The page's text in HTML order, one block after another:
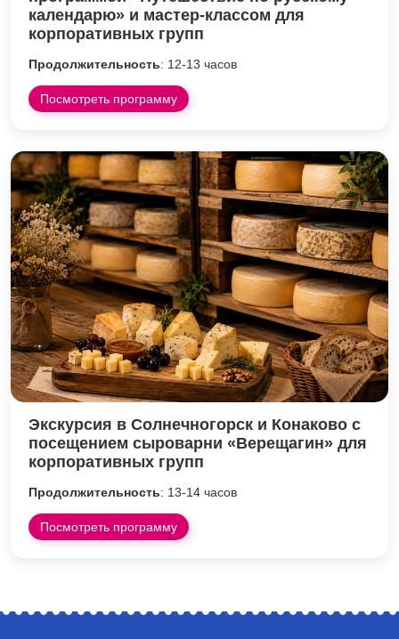
календарю» и мастер-классом для
корпоративных групп
Продолжительность: 12-13 часов
Посмотреть программу
Экскурсия в Солнечногорск и Конаково с
посещением сыроварни «Верещагин» для
корпоративных групп
Продолжительность: 13-14 часов
Посмотреть программу